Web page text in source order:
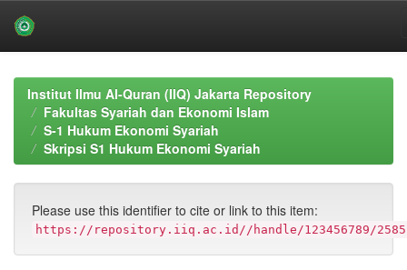
navigationInstitut Ilmu Al-Quran (IIQ) Jakarta Repository
Fakultas Syariah dan Ekonomi Islam
S-1 Hukum Ekonomi Syariah
Skripsi S1 Hukum Ekonomi Syariah
Please use this identifier to cite or link to this item:
https://repository.iiq.ac.id//handle/123456789/2585